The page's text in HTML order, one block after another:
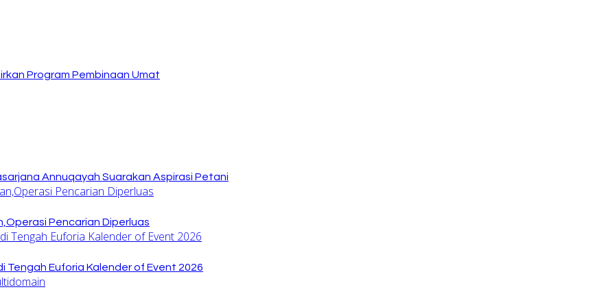
Program Pembinaan Umat
Annuqayah Suarakan Aspirasi Petani
Pencarian Diperluas
Tengah Euforia Kalender of Event 2026